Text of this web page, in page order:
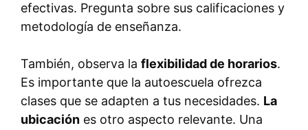
efectivas. Pregunta sobre sus calificaciones y
metodología de enseñanza.
También, observa la flexibilidad de horarios.
Es importante que la autoescuela ofrezca
clases que se adapten a tus necesidades. La
ubicación es otro aspecto relevante. Una